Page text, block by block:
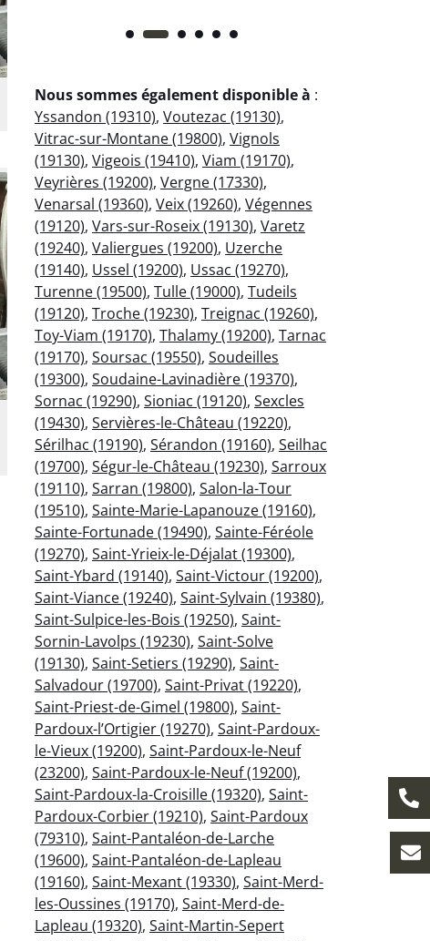
Nous sommes également disponible à :
Yssandon (19310), Voutezac (19130),
Vitrac-sur-Montane (19800), Vignols
(19130), Vigeois (19410), Viam (19170),
Veyrières (19200), Vergne (17330),
Venarsal (19360), Veix (19260), Végennes
(19120), Vars-sur-Roseix (19130), Varetz
(19240), Valiergues (19200), Uzerche
(19140), Ussel (19200), Ussac (19270),
Turenne (19500), Tulle (19000), Tudeils
(19120), Troche (19230), Treignac (19260),
Toy-Viam (19170), Thalamy (19200), Tarnac
(19170), Soursac (19550), Soudeilles
(19300), Soudaine-Lavinadière (19370),
Sornac (19290), Sioniac (19120), Sexcles
(19430), Servières-le-Château (19220),
Sérilhac (19190), Sérandon (19160), Seilhac
(19700), Ségur-le-Château (19230), Sarroux
(19110), Sarran (19800), Salon-la-Tour
(19510), Sainte-Marie-Lapanouze (19160),
Sainte-Fortunade (19490), Sainte-Féréole
(19270), Saint-Yrieix-le-Déjalat (19300),
Saint-Ybard (19140), Saint-Victour (19200),
Saint-Viance (19240), Saint-Sylvain (19380),
Saint-Sulpice-les-Bois (19250), Saint-
Sornin-Lavolps (19230), Saint-Solve
(19130), Saint-Setiers (19290), Saint-
Salvadour (19700), Saint-Privat (19220),
Saint-Priest-de-Gimel (19800), Saint-
Pardoux-l’Ortigier (19270), Saint-Pardoux-
le-Vieux (19200), Saint-Pardoux-le-Neuf
(23200), Saint-Pardoux-le-Neuf (19200),
Saint-Pardoux-la-Croisille (19320), Saint-
Pardoux-Corbier (19210), Saint-Pardoux
(79310), Saint-Pantaléon-de-Larche
(19600), Saint-Pantaléon-de-Lapleau
(19160), Saint-Mexant (19330), Saint-Merd-
les-Oussines (19170), Saint-Merd-de-
Lapleau (19320), Saint-Martin-Sepert